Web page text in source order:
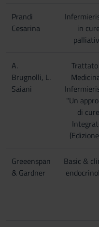
Prandi
Cesarina
in cure
A.
Brugnolli, L.
Saiani
"Un
di cure
Greeenspan
& Gardner
Basic &